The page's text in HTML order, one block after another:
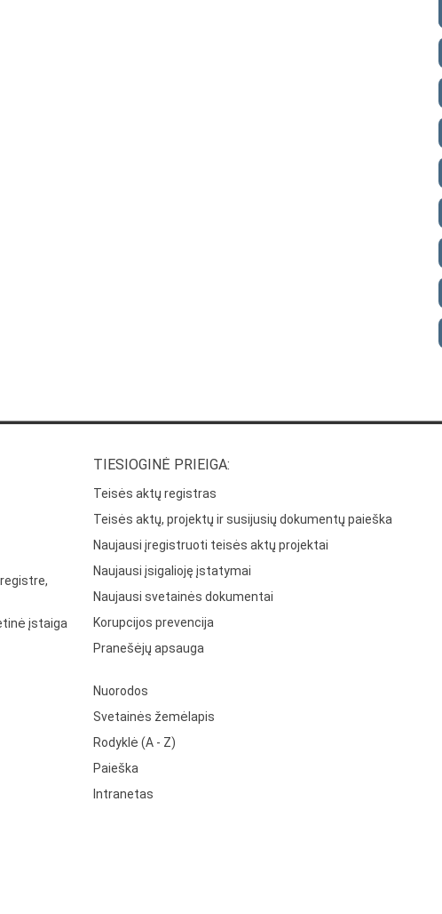
įstaiga
TIESIOGINĖ PRIEIGA:
Teisės aktų registras
Teisės aktų, projektų ir susijusių dokumentų paieška
Naujausi įregistruoti teisės aktų projektai
Naujausi įsigalioję įstatymai
Naujausi svetainės dokumentai
Korupcijos prevencija
Pranešėjų apsauga
Nuorodos
Svetainės žemėlapis
Rodyklė (A - Z)
Paieška
Intranetas